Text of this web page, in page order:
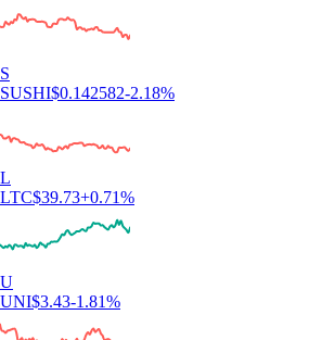
S
SUSHI$0.142582-2.18%
L
LTC$39.73+0.71%
U
UNI$3.43-1.81%